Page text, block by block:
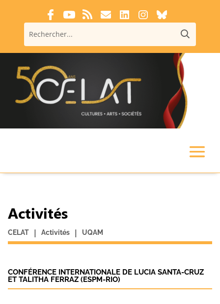
Activités
CELAT | Activités | UQAM
CONFÉRENCE INTERNATIONALE DE LUCIA SANTA-CRUZ
ET TALITHA FERRAZ (ESPM-RIO)